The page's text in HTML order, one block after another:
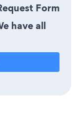
Form
have all